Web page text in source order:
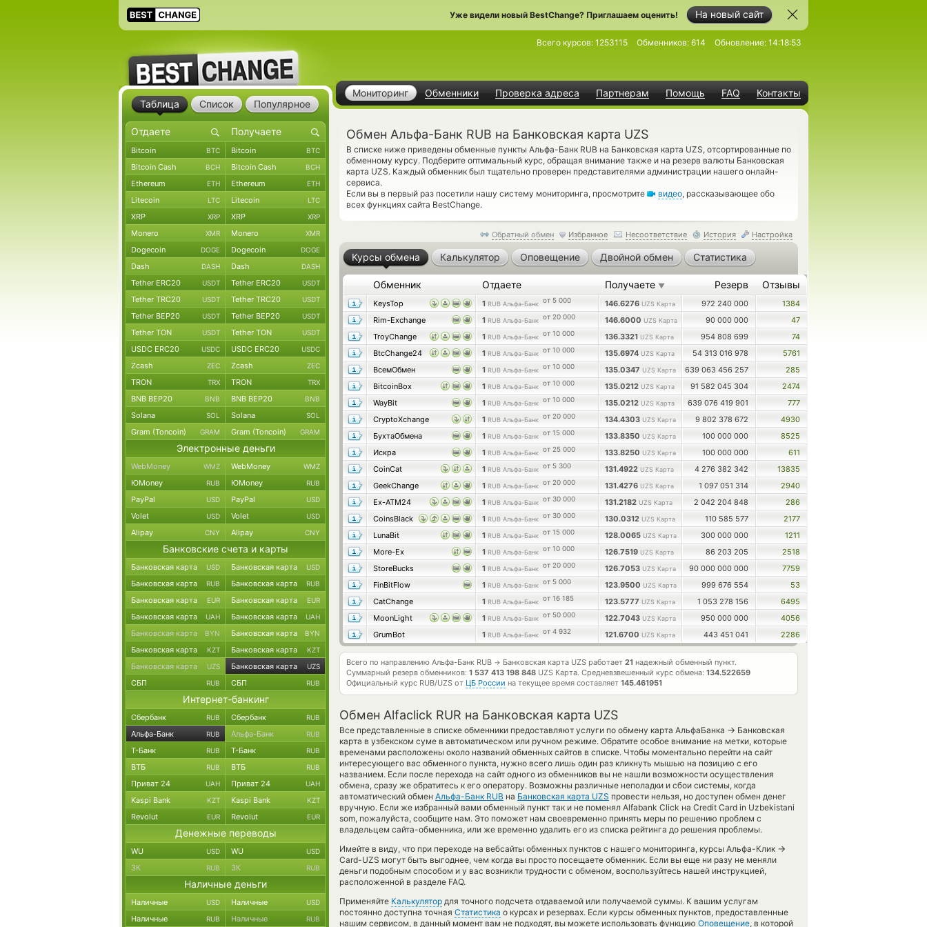
На новый сайт
Уже видели новый BestChange? Приглашаем оценить!
Мониторинг Обменники Проверка адреса Партнерам Помощь FAQ Контакты
Всего курсов: 1253115 Обменников: 614 Обновление: 14:18:53
Обмен Альфа-Банк RUB на Банковская карта UZS
В списке ниже приведены обменные пункты Альфа-Банк RUB на Банковская карта UZS, отсортированные по
обменному курсу. Подберите оптимальный курс, обращая внимание также и на резерв валюты Банковская
карта UZS. Каждый обменник был тщательно проверен представителями администрации нашего онлайн-
сервиса.
Если вы в первый раз посетили нашу систему мониторинга, просмотрите
видео, рассказывающее обо
всех функциях сайта BestChange.
Обратный обмен Избранное Несоответствие История Настройка
Курсы обмена Калькулятор Оповещение Двойной обмен Статистика
Обменник Отдаете Получаете ▼ Резерв Отзывы
KeysTop 1 RUB Альфа-Банк от 5 000 146.6276 UZS Карта 972 240 000
1384
Rim-Exchange
1 RUB Альфа-Банк от 20 000 146.6000 UZS Карта 90 000 000
47
TroyChange
1 RUB Альфа-Банк от 10 000 136.3321 UZS Карта 954 808 699
74
BtcChange24
1 RUB Альфа-Банк от 10 000 135.6974 UZS Карта 54 313 016 978
5761
ВсемОбмен
1 RUB Альфа-Банк от 10 000 135.0347 UZS Карта 639 063 456 257
285
BitcoinBox
1 RUB Альфа-Банк от 10 000 135.0212 UZS Карта 91 582 045 304
2474
WayBit
1 RUB Альфа-Банк от 10 000 135.0212 UZS Карта 639 076 419 901
777
CryptoXchange
1 RUB Альфа-Банк от 20 000 134.4303 UZS Карта 9 802 378 672
4930
БухтаОбмена
1 RUB Альфа-Банк от 15 000 133.8350 UZS Карта 100 000 000
8525
Искра
1 RUB Альфа-Банк от 25 000 133.8250 UZS Карта 100 000 000
611
CoinCat
1 RUB Альфа-Банк от 5 300 131.4922 UZS Карта 4 276 382 342
13835
GeekChange
1 RUB Альфа-Банк от 20 000 131.4276 UZS Карта 1 097 051 314
2940
Ex-ATM24
1 RUB Альфа-Банк от 30 000 131.2182 UZS Карта 2 042 204 848
286
CoinsBlack
1 RUB Альфа-Банк от 30 000 130.0312 UZS Карта 110 585 577
2177
LunaBit
1 RUB Альфа-Банк от 15 000 128.0065 UZS Карта 300 000 000
1211
More-Ex
1 RUB Альфа-Банк от 10 000 126.7519 UZS Карта 86 203 205
2518
StoreBucks
1 RUB Альфа-Банк от 20 000 126.7053 UZS Карта 90 000 000 000
7759
FinBitFlow
1 RUB Альфа-Банк от 5 000 123.9500 UZS Карта 999 676 554
53
CatChange
1 RUB Альфа-Банк от 16 185 123.5777 UZS Карта 1 053 278 156
6495
MoonLight
1 RUB Альфа-Банк от 50 000 122.7043 UZS Карта 950 000 000
4056
GrumBot
1 RUB Альфа-Банк от 4 932 121.6700 UZS Карта 443 451 041 2286
Всего по направлению Альфа-Банк RUB → Банковская карта UZS работает 21 надежный обменный пункт.
Суммарный резерв обменников: 1 537 413 198 848 UZS Карта. Средневзвешенный курс обмена: 134.522659
Официальный курс RUB/UZS от ЦБ России на текущее время составляет 145.461951
Обмен Alfaclick RUR на Банковская карта UZS
Все представленные в списке обменники предоставляют услуги по обмену карта АльфаБанка → Банковская
карта в узбекском суме в автоматическом или ручном режиме. Обратите особое внимание на метки, которые
временами расположены около названий обменных сайтов в списке. Чтобы моментально перейти на сайт
интересующего вас обменного пункта, нужно всего лишь один раз кликнуть мышью на позицию с его
названием. Если после перехода на сайт одного из обменников вы не нашли возможности осуществления
обмена, сразу же обратитесь к его оператору. Возможны различные неполадки и сбои системы, когда
автоматический обмен Альфа-Банк RUB на Банковская карта UZS провести нельзя, но доступен обмен денег
вручную. Если же избранный вами обменный пункт так и не поменял Alfabank Click на Credit Card in Uzbekistani
som, пожалуйста, сообщите нам. Это поможет нам своевременно принять меры по решению проблем с
владельцем сайта-обменника, или же временно удалить его из списка рейтинга до решения проблемы.
Имейте в виду, что при переходе на вебсайты обменных пунктов с нашего мониторинга, курсы Альфа-Клик →
Card-UZS могут быть выгоднее, чем когда вы просто посещаете обменник. Если вы еще ни разу не меняли
деньги подобным способом и у вас возникли трудности с обменом, воспользуйтесь нашей инструкцией,
расположенной в разделе FAQ.
Применяйте Калькулятор для точного подсчета отдаваемой или получаемой суммы. К вашим услугам
постоянно доступна точная Статистика о курсах и резервах. Если курсы обменных пунктов, предоставленные
нашим сервисом, в данный момент вам не подходят, вы можете использовать функцию Оповещение, в которой
Таблица Список Популярное
Bitcoin BTC Bitcoin BTC
Bitcoin Cash BCH Bitcoin Cash BCH
Ethereum ETH Ethereum ETH
Litecoin LTC Litecoin LTC
XRP XRP XRP XRP
Monero XMR Monero XMR
Dogecoin DOGE Dogecoin DOGE
Dash DASH Dash DASH
Tether ERC20 USDT Tether ERC20 USDT
Tether TRC20 USDT Tether TRC20 USDT
Tether BEP20 USDT Tether BEP20 USDT
Tether TON USDT Tether TON USDT
USDC ERC20 USDC USDC ERC20 USDC
Zcash ZEC Zcash ZEC
TRON TRX TRON TRX
BNB BEP20 BNB BNB BEP20 BNB
Solana SOL Solana SOL
Gram (Toncoin) GRAM Gram (Toncoin) GRAM
Электронные деньги
WebMoney WMZ WebMoney WMZ
ЮMoney RUB ЮMoney RUB
PayPal USD PayPal USD
Volet USD Volet USD
Alipay CNY Alipay CNY
Банковские счета и карты
Банковская карта USD Банковская карта USD
Банковская карта RUB Банковская карта RUB
Банковская карта EUR Банковская карта EUR
Банковская карта UAH Банковская карта UAH
Банковская карта BYN Банковская карта BYN
Банковская карта KZT Банковская карта KZT
Банковская карта UZS Банковская карта UZS
СБП RUB СБП RUB
Интернет-банкинг
Сбербанк RUB Сбербанк RUB
Альфа-Банк RUB Альфа-Банк RUB
Т-Банк RUB Т-Банк RUB
ВТБ RUB ВТБ RUB
Приват 24 UAH Приват 24 UAH
Kaspi Bank KZT Kaspi Bank KZT
Revolut EUR Revolut EUR
Денежные переводы
WU USD WU USD
ЗК RUB ЗК RUB
Наличные деньги
Наличные USD Наличные USD
Наличные RUB Наличные RUB